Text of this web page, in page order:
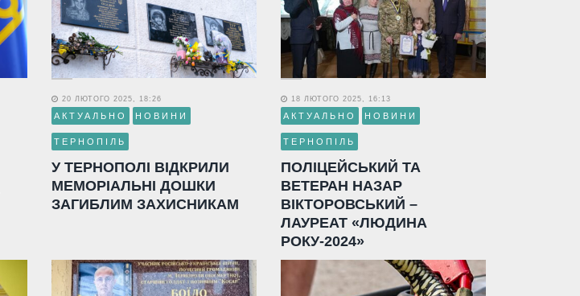
20 ЛЮТОГО 2025, 18:26
АКТУАЛЬНО НОВИНИ
ТЕРНОПІЛЬ
У ТЕРНОПОЛІ ВІДКРИЛИ
МЕМОРІАЛЬНІ ДОШКИ
ЗАГИБЛИМ ЗАХИСНИКАМ
18 ЛЮТОГО 2025, 16:13
АКТУАЛЬНО НОВИНИ
ТЕРНОПІЛЬ
ПОЛІЦЕЙСЬКИЙ ТА
ВЕТЕРАН НАЗАР
ВІКТОРОВСЬКИЙ –
ЛАУРЕАТ «ЛЮДИНА
РОКУ-2024»